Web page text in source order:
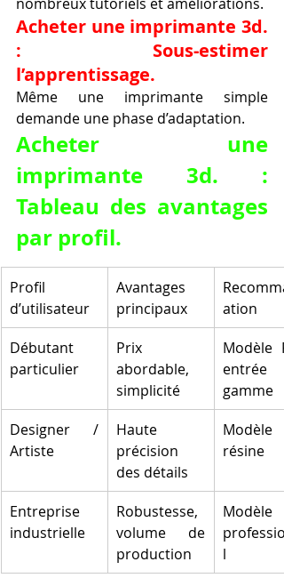
Acheter une imprimante 3d.
: Sous-estimer
l’apprentissage.
Même une imprimante simple
demande une phase d’adaptation.
Acheter une
imprimante 3d. :
Tableau des avantages
par profil.
Profil
d’utilisateur
Avantages
principaux
ation
Débutant
particulier
Prix
abordable,
simplicité
Modèle
entrée
gamme
Designer /
Artiste
Haute
précision
des détails
Modèle
résine
Entreprise
industrielle
Robustesse,
volume de
production
Modèle
l